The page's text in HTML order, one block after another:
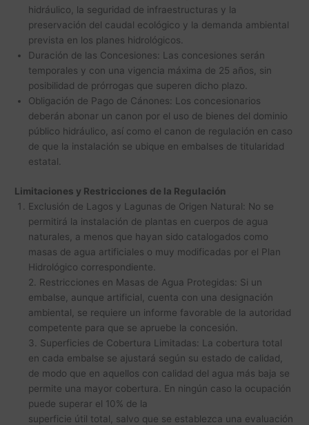
hidráulico, la seguridad de infraestructuras y la
preservación del caudal ecológico y la demanda ambiental
prevista en los planes hidrológicos.
Duración de las Concesiones: Las concesiones serán
temporales y con una vigencia máxima de 25 años, sin
posibilidad de prórrogas que superen dicho plazo.
Obligación de Pago de Cánones: Los concesionarios
deberán abonar un canon por el uso de bienes del dominio
público hidráulico, así como el canon de regulación en caso
de que la instalación se ubique en embalses de titularidad
estatal.
Limitaciones y Restricciones de la Regulación
Exclusión de Lagos y Lagunas de Origen Natural: No se
permitirá la instalación de plantas en cuerpos de agua
naturales, a menos que hayan sido catalogados como
masas de agua artificiales o muy modificadas por el Plan
Hidrológico correspondiente.
2. Restricciones en Masas de Agua Protegidas: Si un
embalse, aunque artificial, cuenta con una designación
ambiental, se requiere un informe favorable de la autoridad
competente para que se apruebe la concesión.
3. Superficies de Cobertura Limitadas: La cobertura total
en cada embalse se ajustará según su estado de calidad,
de modo que en aquellos con calidad del agua más baja se
permite una mayor cobertura. En ningún caso la ocupación
puede superar el 10% de la
superficie útil total, salvo que se establezca una evaluación